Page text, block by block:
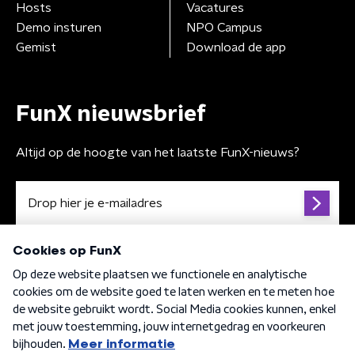
Hosts
Demo insturen
Gemist
Vacatures
NPO Campus
Download de app
FunX nieuwsbrief
Altijd op de hoogte van het laatste FunX-nieuws?
Algemene voorwaarden Privacybeleid